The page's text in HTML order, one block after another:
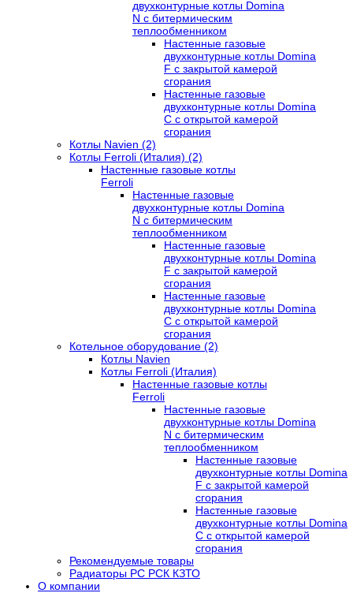
двухконтурные котлы Domina
N с битермическим
теплообменником
Настенные газовые
двухконтурные котлы Domina
F с закрытой камерой
сгорания
Настенные газовые
двухконтурные котлы Domina
C с открытой камерой
сгорания
Котлы Navien (2)
Котлы Ferroli (Италия) (2)
Настенные газовые котлы
Ferroli
Настенные газовые
двухконтурные котлы Domina
N с битермическим
теплообменником
Настенные газовые
двухконтурные котлы Domina
F с закрытой камерой
сгорания
Настенные газовые
двухконтурные котлы Domina
C с открытой камерой
сгорания
Котельное оборудование (2)
Котлы Navien
Котлы Ferroli (Италия)
Настенные газовые котлы
Ferroli
Настенные газовые
двухконтурные котлы Domina
N с битермическим
теплообменником
Настенные газовые
двухконтурные котлы Domina
F с закрытой камерой
сгорания
Настенные газовые
двухконтурные котлы Domina
C с открытой камерой
сгорания
Рекомендуемые товары
Радиаторы РС РСК КЗТО
О компании